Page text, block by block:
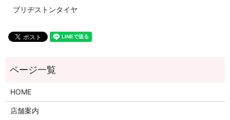
ブリヂストンタイヤ
HOME
店舗案内